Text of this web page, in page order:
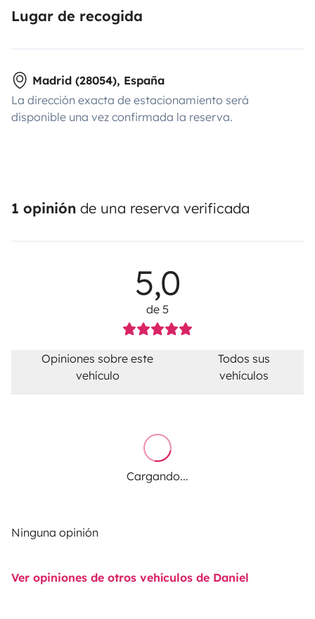
Lugar de recogida
Madrid (28054), España
La dirección exacta de estacionamiento será
disponible una vez confirmada la reserva.
1 opinión de una reserva verificada
5,0
de 5
Opiniones sobre este
vehículo
Todos sus
vehículos
Cargando...
Ninguna opinión
Ver opiniones de otros vehículos de Daniel